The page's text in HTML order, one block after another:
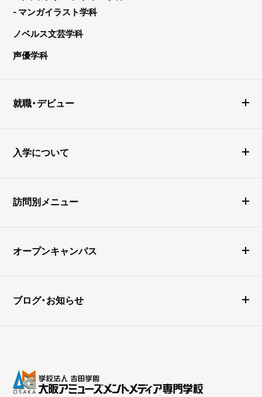
- マンガイラスト学科
ノベルス文芸学科
声優学科
就職・デビュー
入学について
訪問別メニュー
オープンキャンパス
ブログ・お知らせ